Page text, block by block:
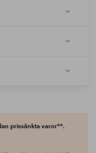
prissänkta varor**.